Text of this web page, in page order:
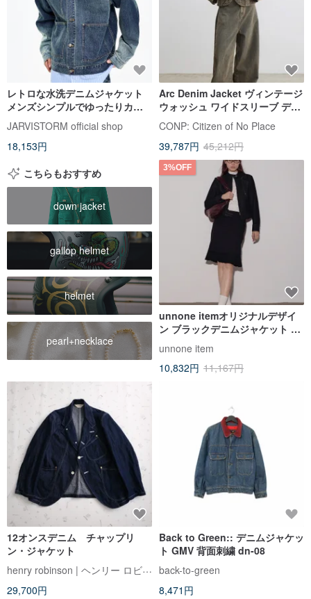
レトロな水洗デニムジャケット
メンズシンプルでゆったりカジ
ュアルなクールタンニンのワー
クジャケット
JARVISTORM official shop
18,153円
Arc Denim Jacket ヴィンテージ
ウォッシュ ワイドスリーブ デニ
ムジャケット
CONP: Citizen of No Place
39,787円 45,212円
こちらもおすすめ
down jacket
gallop helmet
helmet
pearl+necklace
3%OFF
unnone itemオリジナルデザイ
ン ブラックデニムジャケット レ
unnone item
10,832円 11,167円
12オンスデニム チャップリ
ン・ジャケット
henry robinson | ヘンリー ロビンソン
29,700円
Back to Green:: デニムジャケッ
ト GMV 背面刺繍 dn-08
back-to-green
8,471円